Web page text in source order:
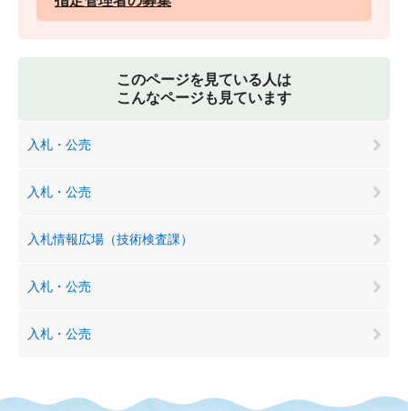
このページを見ている人は
こんなページも見ています
入札・公売
入札・公売
入札情報広場（技術検査課）
入札・公売
入札・公売